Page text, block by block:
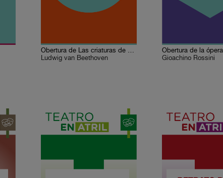
Obertura de Las criaturas de Prometeo
Ludwig van Beethoven
Gioachino Rossini